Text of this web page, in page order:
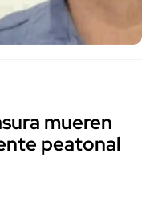
mueren
peatonal